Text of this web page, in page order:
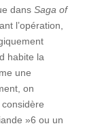
dans Saga of
l’opération,
habite la
une
on
considère
»6 ou un